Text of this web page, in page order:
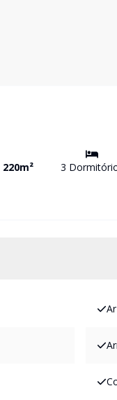
220m² 3